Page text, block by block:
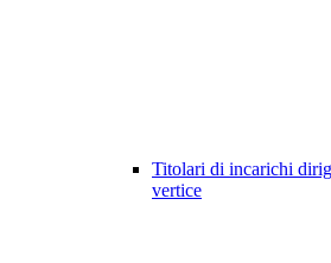
Titolari di incarichi
vertice